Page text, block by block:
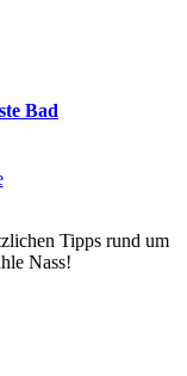
Bad
Tipps rund um
Nass!